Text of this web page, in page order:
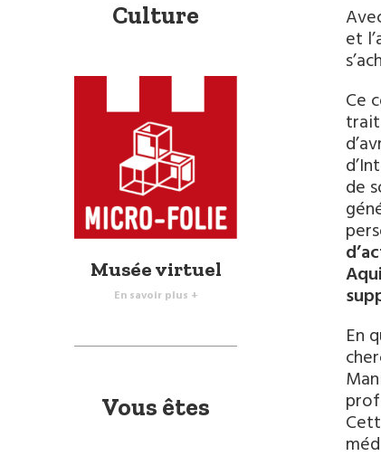
et
Ce
de
En
Culture
Musée virtuel
En savoir plus +
Vous êtes